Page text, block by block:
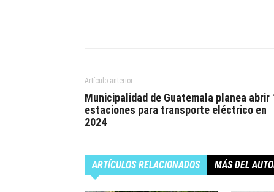
Artículo anterior
Municipalidad de Guatemala planea abrir
estaciones para transporte eléctrico en
2024
ARTÍCULOS RELACIONADOS MÁS DEL